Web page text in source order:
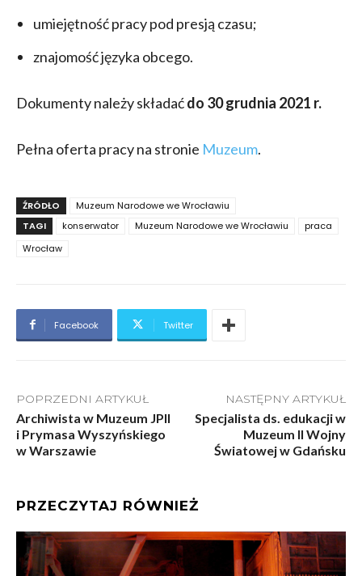
umiejętność pracy pod presją czasu;
znajomość języka obcego.
Dokumenty należy składaćdo 30 grudnia 2021 r.
Pełna oferta pracy na stronie Muzeum.
ŹRÓDŁO
Muzeum Narodowe we Wrocławiu
TAGI
konserwator Muzeum Narodowe we Wrocławiu
praca
Wrocław
Facebook Twitter
POPRZEDNI ARTYKUŁ
Archiwista w Muzeum JPII
i Prymasa Wyszyńskiego
w Warszawie
NASTĘPNY ARTYKUŁ
Specjalista ds. edukacji w
Muzeum II Wojny
Światowej w Gdańsku
PRZECZYTAJ RÓWNIEŻ